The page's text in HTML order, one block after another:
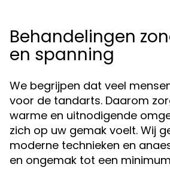
Behandelingen
en spanning
We begrijpen dat veel
voor de tandarts. Daarom
warme en uitnodigende
zich op uw gemak voelt. Wij
moderne technieken en
en ongemak tot een